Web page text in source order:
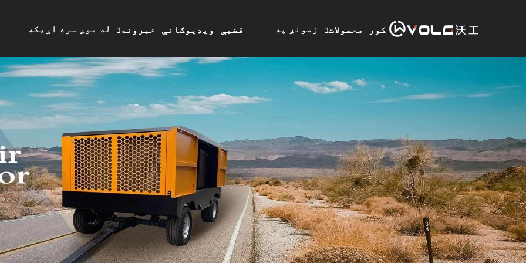
کور محصولات زمونږ په
هکله
قضیې ویډیوګانې خبرونه له موږ سره اړیکه
ونیسئ